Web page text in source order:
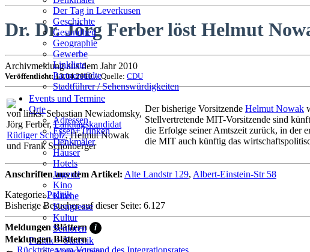
Der Tag in Leverkusen
Geschichte
Gesundheit
Geographie
Gewerbe
Linkliste
Partnerstädte
Stadtführer / Sehenswürdigkeiten
Stadtplan
Stadtteile
Sport
Who is who
Wohnen
Events und Termine
Orte
Adressen
Essen+Trinken
Denkmäler
Häuser
Hotels
Jugend
Kino
Kirche
Kongresse
Kultur
Senioren
Stadtführer
Straßen
Politik + Statistik
Dr. Dr. Jörg Ferber löst Helmut
Archivmeldung aus dem Jahr 2010
Veröffentlicht: 13.04.2010// Quelle: CDU
von links: Sebastian Newiadomsky,
Jörg Ferber,Landtagskandidat
Rüdiger Scholz, Helmut Nowak
und Frank Schönberger
Der bisherige Vorsitzende Helmut Nowak
Stellvertretende MIT-Vorsitzende sind
die Erfolge seiner Amtszeit zurück, in der
die MIT auch künftig das
Anschriften aus dem Artikel: Alte Landstr 129, Albert-Einstein-Str 58
Kategorie:Politik
Bisherige Besucher auf dieser Seite: 6.127
Meldungen Blättern i
Meldungen Blättern
← Rücktritte vom Vorstand des Integrationsrates....